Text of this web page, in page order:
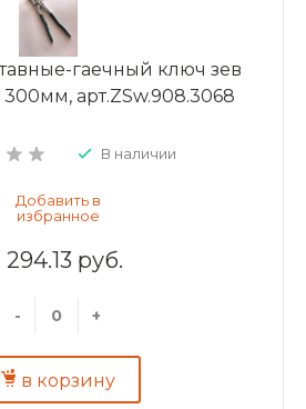
гаечный ключ зев
арт.ZSw.908.3068
В наличии
294.13 руб.
- +
в корзину